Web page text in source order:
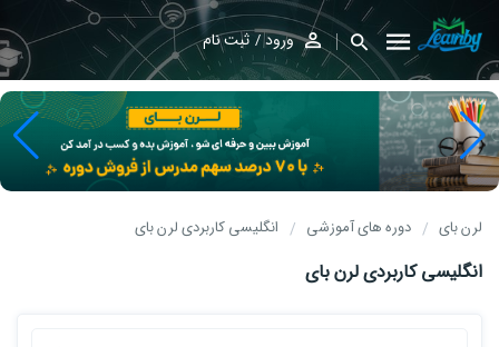
ورود ثبت نام
لرن بای دوره های آموزشی انگلیسی کاربردی لرن بای
انگلیسی کاربردی لرن بای